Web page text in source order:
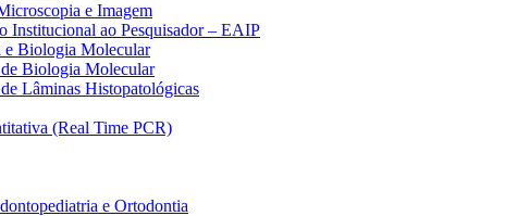
e Imagem
Institucional ao Pesquisador – EAIP
e Biologia Molecular
Biologia Molecular
Lâminas Histopatológicas
(Real Time PCR)
e Ortodontia